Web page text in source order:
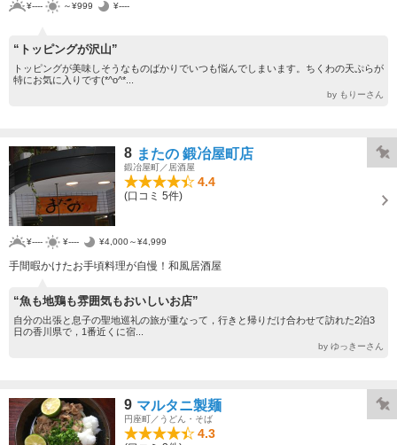
¥---- ～¥999 ¥----
“トッピングが沢山”
トッピングが美味しそうなものばかりでいつも悩んでしまいます。ちくわの天ぷらが
特にお気に入りです(*^o^*...
by もりーさん
8 またの 鍛冶屋町店
鍛冶屋町／居酒屋
4.4
(口コミ 5件)
¥---- ¥---- ¥4,000～¥4,999
手間暇かけたお手頃料理が自慢！和風居酒屋
“魚も地鶏も雰囲気もおいしいお店”
自分の出張と息子の聖地巡礼の旅が重なって，行きと帰りだけ合わせて訪れた2泊3
日の香川県で，1番近くに宿...
by ゆっきーさん
9 マルタニ製麺
円座町／うどん・そば
4.3